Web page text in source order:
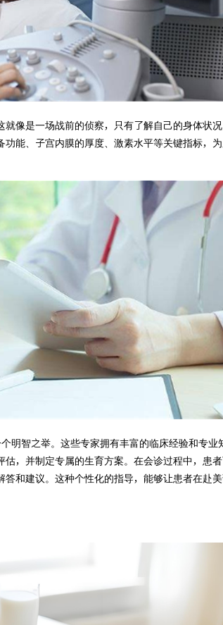
像是一场战前的侦察，只有了解自己的身体状
能、子宫内膜的厚度、激素水平等关键指标，
明智之举。这些专家拥有丰富的临床经验和专业
，并制定专属的生育方案。在会诊过程中，患者
和建议。这种个性化的指导，能够让患者在赴